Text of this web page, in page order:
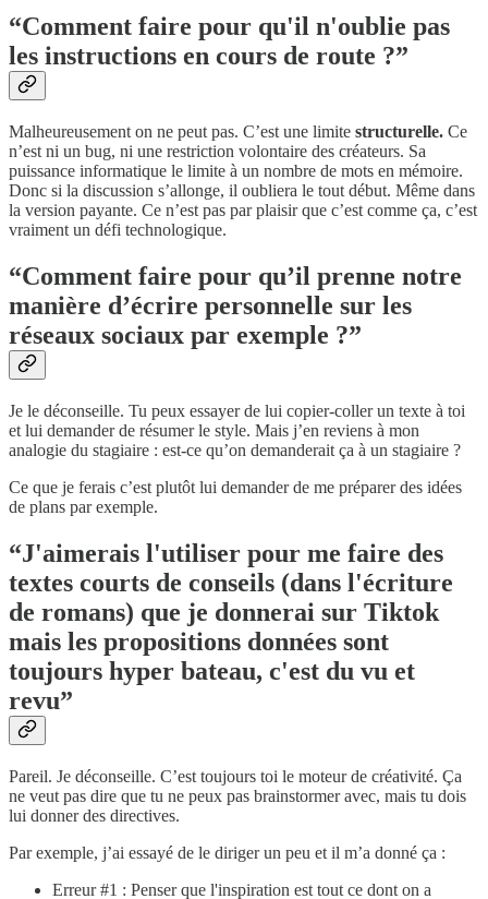
“Comment faire pour qu'il n'oublie pas
les instructions en cours de route ?”
Malheureusement on ne peut pas. C’est une limite structurelle. Ce
n’est ni un bug, ni une restriction volontaire des créateurs. Sa
puissance informatique le limite à un nombre de mots en mémoire.
Donc si la discussion s’allonge, il oubliera le tout début. Même dans
la version payante. Ce n’est pas par plaisir que c’est comme ça, c’est
vraiment un défi technologique.
“Comment faire pour qu’il prenne notre
manière d’écrire personnelle sur les
réseaux sociaux par exemple ?”
Je le déconseille. Tu peux essayer de lui copier-coller un texte à toi
et lui demander de résumer le style. Mais j’en reviens à mon
analogie du stagiaire : est-ce qu’on demanderait ça à un stagiaire ?
Ce que je ferais c’est plutôt lui demander de me préparer des idées
de plans par exemple.
“J'aimerais l'utiliser pour me faire des
textes courts de conseils (dans l'écriture
de romans) que je donnerai sur Tiktok
mais les propositions données sont
toujours hyper bateau, c'est du vu et
revu”
Pareil. Je déconseille. C’est toujours toi le moteur de créativité. Ça
ne veut pas dire que tu ne peux pas brainstormer avec, mais tu dois
lui donner des directives.
Par exemple, j’ai essayé de le diriger un peu et il m’a donné ça :
Erreur #1 : Penser que l'inspiration est tout ce dont on a